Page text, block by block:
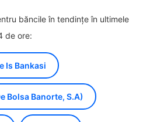
băncile în tendințe în ultimele
de ore:
Is Bankasi
Bolsa Banorte, S.A)